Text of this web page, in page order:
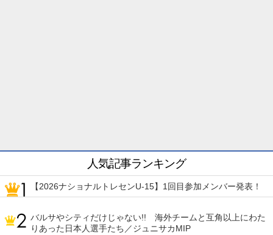
人気記事ランキング
【2026ナショナルトレセンU-15】1回目参加メンバー発表！
バルサやシティだけじゃない!! 海外チームと互角以上にわた
りあった日本人選手たち／ジュニサカMIP